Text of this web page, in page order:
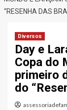
“RESENHA DAS
Diversos
Day e
Copa do
primeiro
do